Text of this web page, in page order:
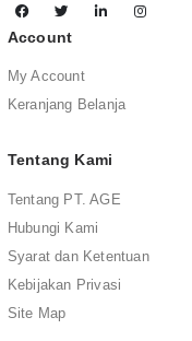
Account
My Account
Keranjang Belanja
Tentang Kami
Tentang PT. AGE
Hubungi Kami
Syarat dan Ketentuan
Kebijakan Privasi
Site Map